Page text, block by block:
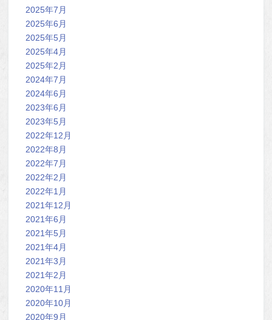
2025年7月
2025年6月
2025年5月
2025年4月
2025年2月
2024年7月
2024年6月
2023年6月
2023年5月
2022年12月
2022年8月
2022年7月
2022年2月
2022年1月
2021年12月
2021年6月
2021年5月
2021年4月
2021年3月
2021年2月
2020年11月
2020年10月
2020年9月